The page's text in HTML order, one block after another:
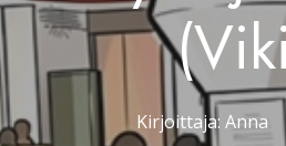
Kirjoittaja: Anna